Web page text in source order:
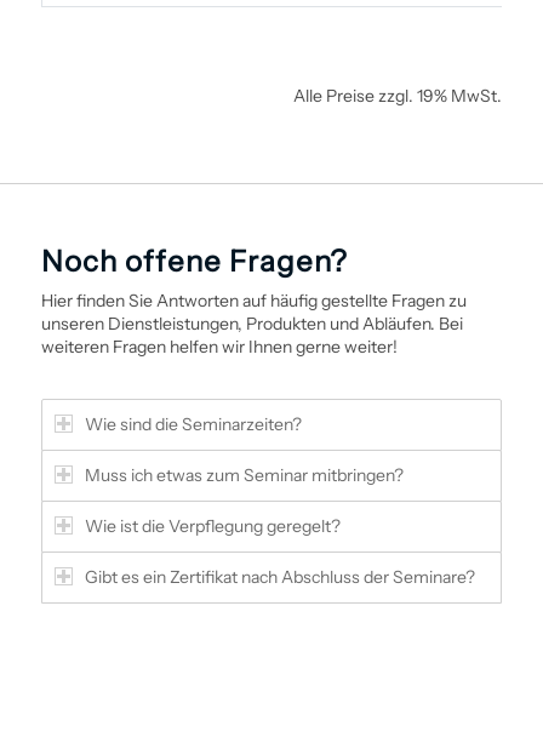
Alle Preise zzgl. 19% MwSt.
Noch offene Fragen?
Hier finden Sie Antworten auf häufig gestellte Fragen zu
unseren Dienstleistungen, Produkten und Abläufen. Bei
weiteren Fragen helfen wir Ihnen gerne weiter!
Wie sind die Seminarzeiten?
Muss ich etwas zum Seminar mitbringen?
Wie ist die Verpflegung geregelt?
Gibt es ein Zertifikat nach Abschluss der Seminare?